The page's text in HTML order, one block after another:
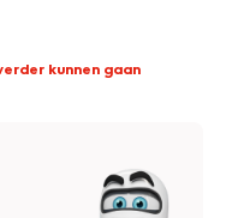
kunnen gaan